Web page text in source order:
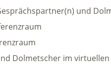
und
Dolmetscher im virtuellen